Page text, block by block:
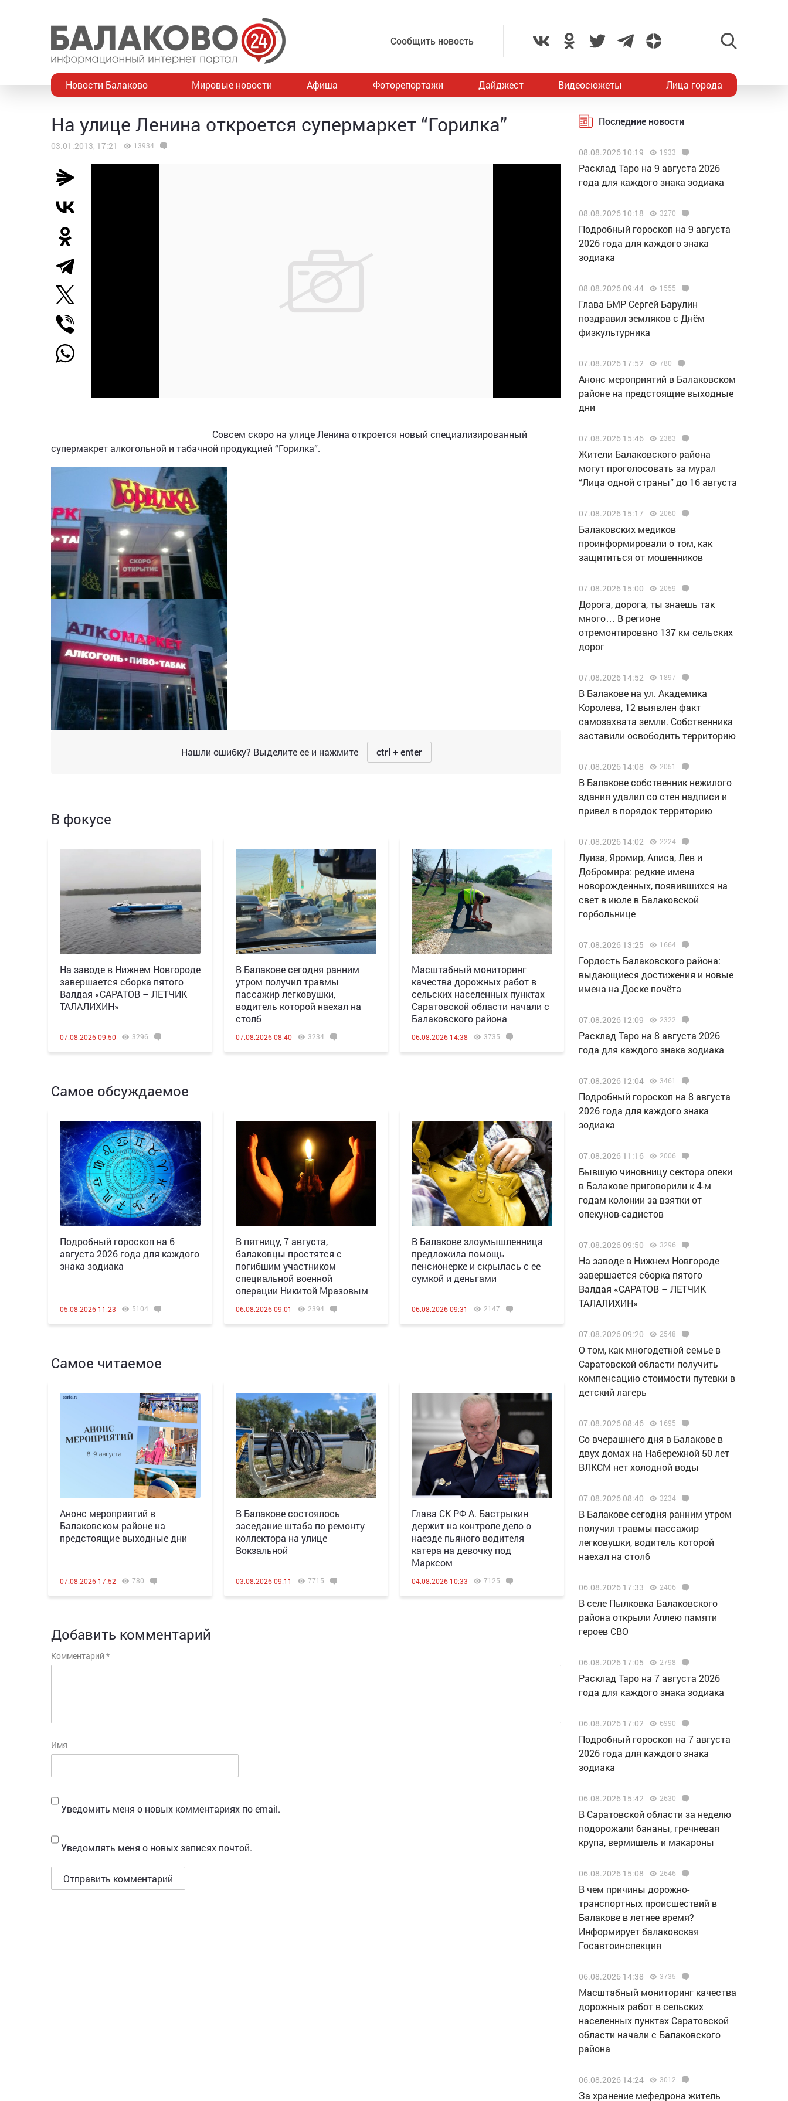
Сообщить новость
Новости Балаково Мировые новости Афиша Фоторепортажи Дайджест Видеосюжеты Лица города
На улице Ленина откроется супермаркет “Горилка”
03.01.2013, 17:21 13934
Совсем скоро на улице Ленина откроется новый специализированный
супермакрет алкогольной и табачной продукцией “Горилка”.
Нашли ошибку? Выделите ее и нажмите ctrl + enter
В фокусе
Н️а заводе в Нижнем Новгороде
завершается сборка пятого
Валдая «САРАТОВ – ЛЕТЧИК
ТАЛАЛИХИН»
07.08.2026 09:50 3296
В Балакове сегодня ранним
утром получил травмы
пассажир легковушки,
водитель которой наехал на
столб
07.08.2026 08:40 3234
Масштабный мониторинг
качества дорожных работ в
сельских населенных пунктах
Саратовской области начали с
Балаковского района
06.08.2026 14:38 3735
Самое обсуждаемое
Подробный гороскоп на 6
августа 2026 года для каждого
знака зодиака
05.08.2026 11:23 5104
В пятницу, 7 августа,
балаковцы простятся с
погибшим участником
специальной военной
операции Никитой Мразовым
06.08.2026 09:01 2394
В Балакове злоумышленница
предложила помощь
пенсионерке и скрылась с ее
сумкой и деньгами
06.08.2026 09:31 2147
Самое читаемое
Анонс мероприятий в
Балаковском районе на
предстоящие выходные дни
07.08.2026 17:52 780
В Балакове состоялось
заседание штаба по ремонту
коллектора на улице
Вокзальной
03.08.2026 09:11 7715
Глава СК РФ А. Бастрыкин
держит на контроле дело о
наезде пьяного водителя
катера на девочку под
Марксом
04.08.2026 10:33 7125
Добавить комментарий
Комментарий *
Имя
Уведомить меня о новых комментариях по email.
Уведомлять меня о новых записях почтой.
Последние новости
08.08.2026 10:19 1933
Расклад Таро на 9 августа 2026
года для каждого знака зодиака
08.08.2026 10:18 3270
Подробный гороскоп на 9 августа
2026 года для каждого знака
зодиака
08.08.2026 09:44 1555
Глава БМР Сергей Барулин
поздравил земляков с Днём
физкультурника
07.08.2026 17:52 780
Анонс мероприятий в Балаковском
районе на предстоящие выходные
дни
07.08.2026 15:46 2383
Жители Балаковского района
могут проголосовать за мурал
“Лица одной страны” до 16 августа
07.08.2026 15:17 2060
Балаковских медиков
проинформировали о том, как
защититься от мошенников
07.08.2026 15:00 2059
Дорога, дорога, ты знаешь так
много… В регионе
отремонтировано 137 км сельских
дорог
07.08.2026 14:52 1897
В Балакове на ул. Академика
Королева, 12 выявлен факт
самозахвата земли. Собственника
заставили освободить территорию
07.08.2026 14:08 2051
В Балакове собственник нежилого
здания удалил со стен надписи и
привел в порядок территорию
07.08.2026 14:02 2224
Луиза, Яромир, Алиса, Лев и
Добромира: редкие имена
новорожденных, появившихся на
свет в июле в Балаковской
горбольнице
07.08.2026 13:25 1664
Гордость Балаковского района:
выдающиеся достижения и новые
имена на Доске почёта
07.08.2026 12:09 2322
Расклад Таро на 8 августа 2026
года для каждого знака зодиака
07.08.2026 12:04 3461
Подробный гороскоп на 8 августа
2026 года для каждого знака
зодиака
07.08.2026 11:16 2006
Бывшую чиновницу сектора опеки
в Балакове приговорили к 4-м
годам колонии за взятки от
опекунов-садистов
07.08.2026 09:50 3296
Н️а заводе в Нижнем Новгороде
завершается сборка пятого
Валдая «САРАТОВ – ЛЕТЧИК
ТАЛАЛИХИН»
07.08.2026 09:20 2548
О том, как многодетной семье в
Саратовской области получить
компенсацию стоимости путевки в
детский лагерь
07.08.2026 08:46 1695
Со вчерашнего дня в Балакове в
двух домах на Набережной 50 лет
ВЛКСМ нет холодной воды
07.08.2026 08:40 3234
В Балакове сегодня ранним утром
получил травмы пассажир
легковушки, водитель которой
наехал на столб
06.08.2026 17:33 2406
В селе Пылковка Балаковского
района открыли Аллею памяти
героев СВО
06.08.2026 17:05 2798
Расклад Таро на 7 августа 2026
года для каждого знака зодиака
06.08.2026 17:02 6990
Подробный гороскоп на 7 августа
2026 года для каждого знака
зодиака
06.08.2026 15:42 2630
В Саратовской области за неделю
подорожали бананы, гречневая
крупа, вермишель и макароны
06.08.2026 15:08 2646
В чем причины дорожно-
транспортных происшествий в
Балакове в летнее время?
Информирует балаковская
Госавтоинспекция
06.08.2026 14:38 3735
Масштабный мониторинг качества
дорожных работ в сельских
населенных пунктах Саратовской
области начали с Балаковского
района
06.08.2026 14:24 3012
За хранение мефедрона житель